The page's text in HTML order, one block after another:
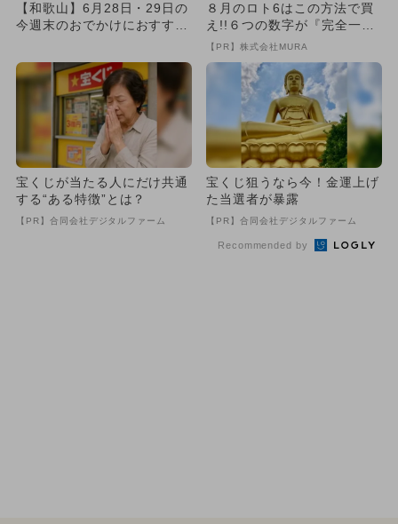
【和歌山】6月28日・29日の
今週末のおでかけにおすす
ン...
８月のロト6はこの方法で買
え!!６つの数字が『完全一
致』する方法
【PR】株式会社MURA
宝くじが当たる人にだけ共通
する“ある特徴”とは？
【PR】合同会社デジタルファーム
宝くじ狙うなら今！金運上げ
た当選者が暴露
【PR】合同会社デジタルファーム
Recommended by